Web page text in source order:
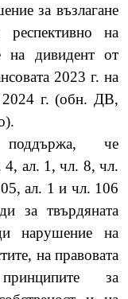
за възлагане
респективно на
на дивидент от
2023 г. на
2024 г. (обн. ДВ,
поддържа, че
4, ал. 1, чл. 8, чл.
ал. 1 и чл. 106
за твърдяната
нарушение на
на правовата
за